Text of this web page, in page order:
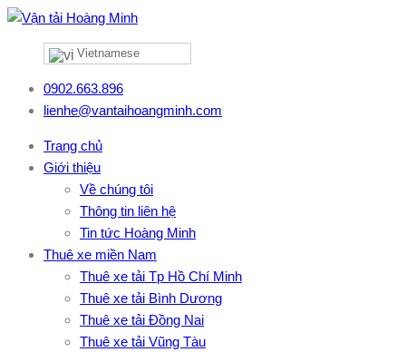
Vietnamese
0902.663.896
lienhe@vantaihoangminh.com
Trang chủ
Giới thiệu
Về chúng tôi
Thông tin liên hệ
Tin tức Hoàng Minh
Thuê xe miền Nam
Thuê xe tải Tp Hồ Chí Minh
Thuê xe tải Bình Dương
Thuê xe tải Đồng Nai
Thuê xe tải Vũng Tàu